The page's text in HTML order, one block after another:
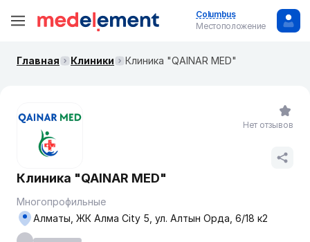
Columbus
Местоположение
Главная Клиники Клиника "QAINAR MED"
Клиника "QAINAR MED"
Многопрофильные
Алматы, ЖК Алма City 5, ул. Алтын Орда, 6/18 к2
Нет отзывов